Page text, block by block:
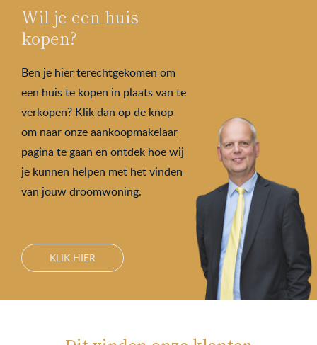
Wil je een huis
kopen?
Ben je hier terechtgekomen om
een huis te kopen in plaats van te
verkopen? Klik dan op de knop
om naar onzeaankoopmakelaar
pagina te gaan en ontdek hoe wij
je kunnen helpen met het vinden
van jouw droomwoning.
KLIK HIER